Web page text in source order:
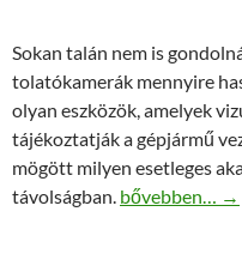
Sokan talán nem is
tolatókamerák mennyire
olyan eszközök, amelyek
tájékoztatják a gépjármű
mögött milyen esetleges
távolságban. Tolatóradar
bővebben… →